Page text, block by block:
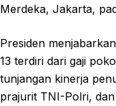
Merdeka, Jakarta,
Presiden
13 terdiri dari gaji
tunjangan kinerja
prajurit TNI-Polri,